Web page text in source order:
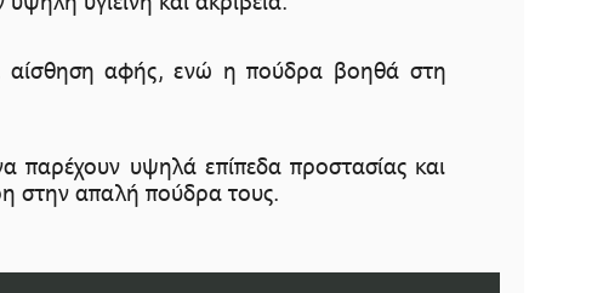
αίσθηση αφής, ενώ η πούδρα βοηθά στη
παρέχουν υψηλά επίπεδα προστασίας και
στην απαλή πούδρα τους.